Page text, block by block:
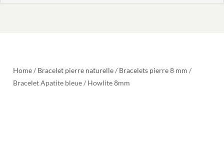
Home/ Bracelet pierre naturelle/ Bracelets pierre 8 mm /
Bracelet Apatite bleue / Howlite 8mm